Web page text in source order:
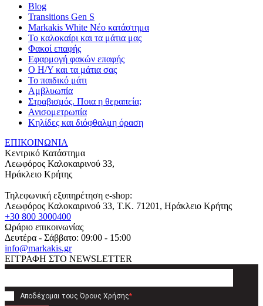
Blog
Transitions Gen S
Markakis White Νέο κατάστημα
Το καλοκαίρι και τα μάτια μας
Φακοί επαφής
Εφαρμογή φακών επαφής
Ο Η/Υ και τα μάτια σας
Το παιδικό μάτι
Αμβλυωπία
Στραβισμός. Ποια η θεραπεία;
Ανισομετρωπία
Κηλίδες και διόφθαλμη όραση
ΕΠΙΚΟΙΝΩΝΙΑ
Κεντρικό Κατάστημα
Λεωφόρος Καλοκαιρινού 33,
Ηράκλειο Κρήτης
Τηλεφωνική εξυπηρέτηση e-shop:
Λεωφόρος Καλοκαιρινού 33, T.K. 71201 , Ηράκλειο Κρήτης
+30 800 3000400
Ωράριο επικοινωνίας
Δευτέρα - Σάββατο: 09:00 - 15:00
info@markakis.gr
ΕΓΓΡΑΦΗ ΣΤΟ NEWSLETTER
Αποδέχομαι τους Όρους Χρήσης*